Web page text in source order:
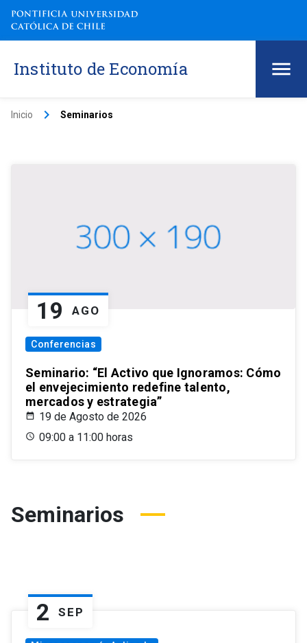
Instituto de Economía
Inicio keyboard_arrow_right Seminarios
19 AGO
Conferencias
Seminario: “El Activo que Ignoramos: Cómo
el envejecimiento redefine talento,
mercados y estrategia”
19 de Agosto de 2026
09:00 a 11:00 horas
Seminarios
2 SEP